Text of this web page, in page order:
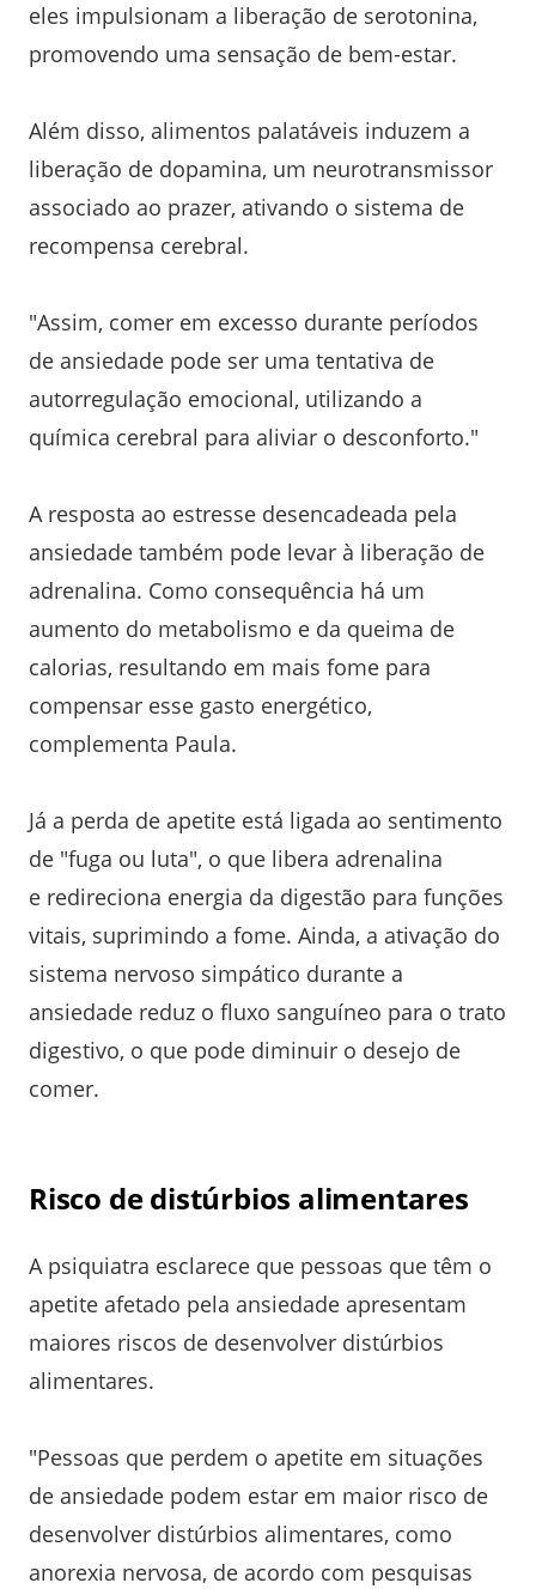
eles impulsionam a liberação de serotonina,
promovendo uma sensação de bem-estar.
Além disso, alimentos palatáveis induzem a
liberação de dopamina, um neurotransmissor
associado ao prazer, ativando o sistema de
recompensa cerebral.
"Assim, comer em excesso durante períodos
de ansiedade pode ser uma tentativa de
autorregulação emocional, utilizando a
química cerebral para aliviar o desconforto."
A resposta ao estresse desencadeada pela
ansiedade também pode levar à liberação de
adrenalina. Como consequência há um
aumento do metabolismo e da queima de
calorias, resultando em mais fome para
compensar esse gasto energético,
complementa Paula.
Já a perda de apetite está ligada ao sentimento
de "fuga ou luta", o que libera adrenalina
e redireciona energia da digestão para funções
vitais, suprimindo a fome. Ainda, a ativação do
sistema nervoso simpático durante a
ansiedade reduz o fluxo sanguíneo para o trato
digestivo, o que pode diminuir o desejo de
comer.
Risco de distúrbios alimentares
A psiquiatra esclarece que pessoas que têm o
apetite afetado pela ansiedade apresentam
maiores riscos de desenvolver distúrbios
alimentares.
"Pessoas que perdem o apetite em situações
de ansiedade podem estar em maior risco de
desenvolver distúrbios alimentares, como
anorexia nervosa, de acordo com pesquisas